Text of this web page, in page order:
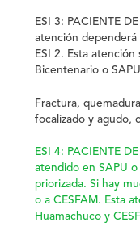
ESI 3: PACIENTE
atención dependerá
ESI 2. Esta atención
Bicentenario o
Fractura,
focalizado y agudo,
ESI 4: PACIENTE
atendido en SAPU o
priorizada. Si hay
o a CESFAM. Esta
Huamachuco y